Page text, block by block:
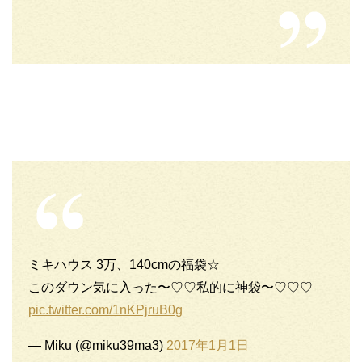
ミキハウス 3万、140cmの福袋☆
このダウン気に入った〜♡♡私的に神袋〜♡♡♡
pic.twitter.com/1nKPjruB0g
— Miku (@miku39ma3) 2017年1月1日